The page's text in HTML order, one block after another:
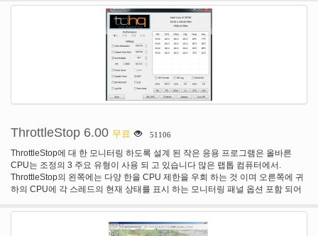
ThrottleStop 6.00 무료 51106
ThrottleStop에 대 한 모니터링 하도록 설계 된 작은 응용 프로그램은 올바른
CPU는 조정의 3 주요 유형이 사용 되 고 있습니다 많은 랩톱 컴퓨터에서.
ThrottleStop의 왼쪽에는 다양 한을 CPU 제한을 우회 하는 것 이며 오른쪽에 귀
하의 CPU에 각 스레드의 현재 상태를 표시 하는 모니터링 패널 옵션 포함 되어